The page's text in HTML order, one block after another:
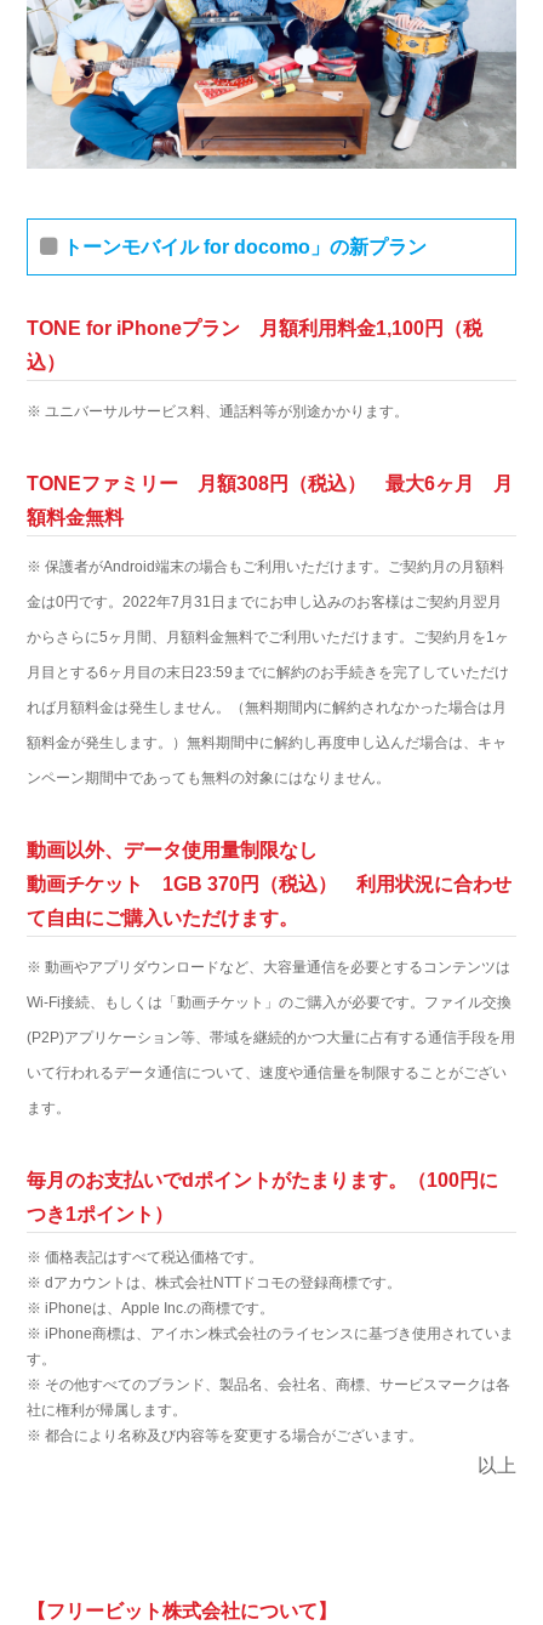
トーンモバイル for docomo」の新プラン
TONE for iPhoneプラン 月額利用料金1,100円（税
込）
※ ユニバーサルサービス料、通話料等が別途かかります。
TONEファミリー 月額308円（税込） 最大6ヶ月 月
額料金無料
※ 保護者がAndroid端末の場合もご利用いただけます。ご契約月の月額料
金は0円です。2022年7月31日までにお申し込みのお客様はご契約月翌月
からさらに5ヶ月間、月額料金無料でご利用いただけます。ご契約月を1ヶ
月目とする6ヶ月目の末日23:59までに解約のお手続きを完了していただけ
れば月額料金は発生しません。（無料期間内に解約されなかった場合は月
額料金が発生します。）無料期間中に解約し再度申し込んだ場合は、キャ
ンペーン期間中であっても無料の対象にはなりません。
動画以外、データ使用量制限なし
動画チケット 1GB 370円（税込） 利用状況に合わせ
て自由にご購入いただけます。
※ 動画やアプリダウンロードなど、大容量通信を必要とするコンテンツは
Wi-Fi接続、もしくは「動画チケット」のご購入が必要です。ファイル交換
(P2P)アプリケーション等、帯域を継続的かつ大量に占有する通信手段を用
いて行われるデータ通信について、速度や通信量を制限することがござい
ます。
毎月のお支払いでdポイントがたまります。（100円に
つき1ポイント）
※ 価格表記はすべて税込価格です。
※ dアカウントは、株式会社NTTドコモの登録商標です。
※ iPhoneは、Apple Inc.の商標です。
※ iPhone商標は、アイホン株式会社のライセンスに基づき使用されていま
す。
※ その他すべてのブランド、製品名、会社名、商標、サービスマークは各
社に権利が帰属します。
※ 都合により名称及び内容等を変更する場合がございます。
以上
【フリービット株式会社について】